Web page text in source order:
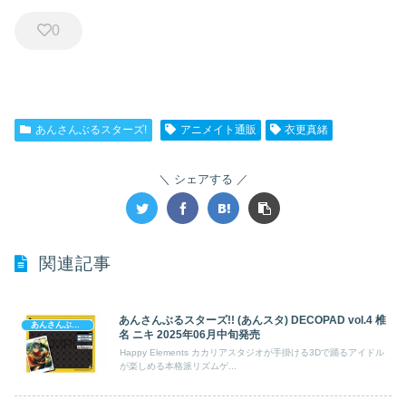
0
あんさんぶるスターズ! アニメイト通販 衣更真緒
シェアする
関連記事
あんさんぶるスターズ!
あんさんぶるスターズ!! (あんスタ) DECOPAD vol.4 椎
名 ニキ 2025年06月中旬発売
Happy Elements カカリアスタジオが手掛ける3Dで踊るアイドル
が楽しめる本格派リズムゲ...